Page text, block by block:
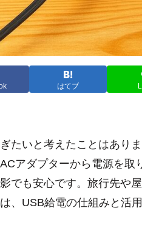
はてブ
たいと考えたことはあり
アダプターから電源を取
でも安心です。旅行先や
、USB給電の仕組みと活